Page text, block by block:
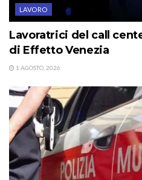
LAVORO
Lavoratrici del call
di Effetto Venezia
1 AGOSTO, 2026